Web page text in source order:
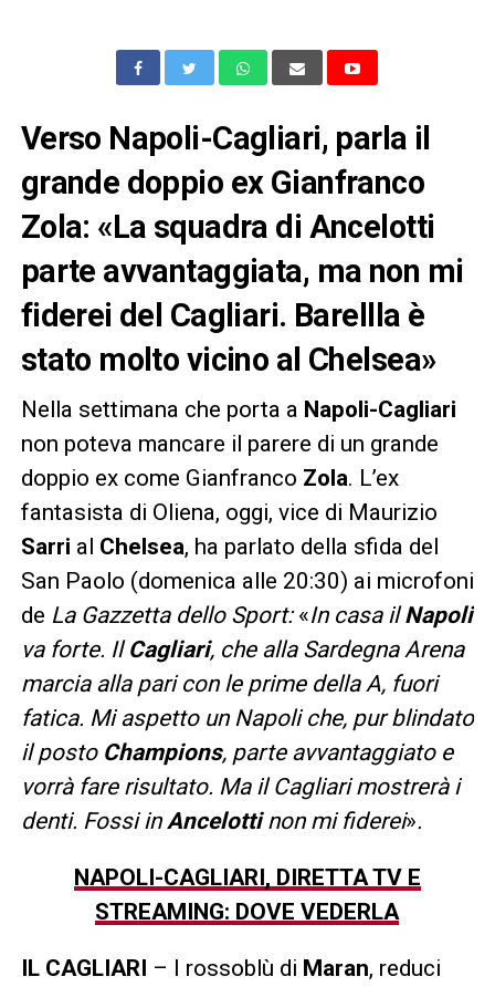
Verso Napoli-Cagliari, parla il
grande doppio ex Gianfranco
Zola: «La squadra di Ancelotti
parte avvantaggiata, ma non mi
fiderei del Cagliari. Barellla è
stato molto vicino al Chelsea»
Nella settimana che porta a Napoli-Cagliari
non poteva mancare il parere di un grande
doppio ex come Gianfranco Zola. L’ex
fantasista di Oliena, oggi, vice di Maurizio
Sarri al Chelsea, ha parlato della sfida del
San Paolo (domenica alle 20:30) ai microfoni
de La Gazzetta dello Sport:«In casa ilNapoli
va forte. IlCagliari, che alla Sardegna Arena
marcia alla pari con le prime della A, fuori
fatica. Mi aspetto un Napoli che, pur blindato
il posto Champions, parte avvantaggiato e
vorrà fare risultato. Ma il Cagliari mostrerà i
denti. Fossi in Ancelottinon mi fiderei».
NAPOLI-CAGLIARI, DIRETTA TV E
STREAMING: DOVE VEDERLA
IL CAGLIARI – I rossoblù di Maran, reduci